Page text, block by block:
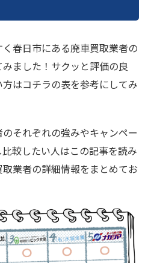
春日市にある廃車買取業者の
ました！サクッと評価の良
はコチラの表を参考にしてみ
それぞれの強みやキャンペー
較したい人はこの記事を読み
業者の詳細情報をまとめてお